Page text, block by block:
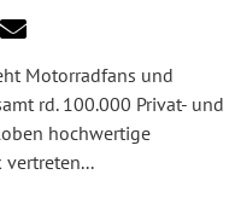
Motorradfans und
rd. 100.000 Privat- und
hochwertige
vertreten...